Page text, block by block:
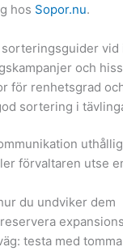
hos Sopor.nu.
sorteringsguider
och
för renhetsgrad
sortering i
förvaltaren utse
du undviker dem
testa med